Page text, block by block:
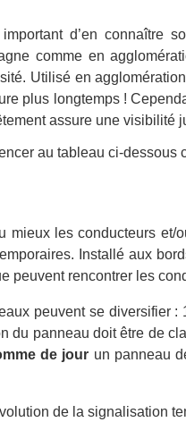
d’en
comme en
Utilisé en
plus longtemps !
assure une visibilité
au tableau ci-dessous
mieux les conducteurs et/
Installé aux
peuvent rencontrer les
peuvent se
panneau doit être de
de jour un panneau
de la signalisation